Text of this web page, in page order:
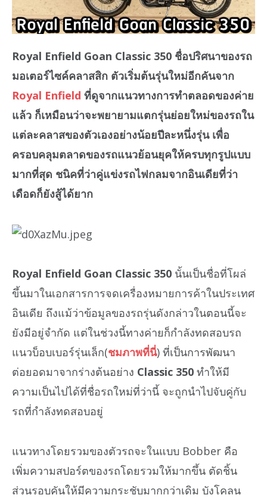
Royal Enfield Goan Classic 350 ชื่อปริศนาของรถ
มอเตอร์ไซค์คลาสสิก ตัวเริ่มต้นรุ่นใหม่อีกคันจาก
Royal Enfield ที่ดูจากแนวทางการทำตลอดของค่าย
แล้ว ก็เหมือนว่าจะพยายามแตกรุ่นย่อยใหม่ของรถใน
แต่ละคลาสของตัวเองอย่างน้อยปีละหนึ่งรุ่น เพื่อ
ครอบคลุมตลาดของรถแนวย้อนยุคให้ครบทุกรูปแบบ
มากที่สุด ชนิคที่ว่าคู่แข่งรถไฟกลมจากอินเดียที่ว่า
เดือดก็ยังสู้ได้ยาก
Royal Enfield Goan Classic 350 นั้นเป็นชื่อที่โผล่
ขึ้นมาในเอกสารการจดเครื่องหมายการค้าในประเทศ
อินเดีย ถึงแม้ว่าข้อมูลของรถรุ่นดังกล่าวในตอนนี้จะ
ยังมีอยู่จำกัด แต่ในช่วงนี้ทางค่ายก็กำลังทดสอบรถ
แนวบ็อบเบอร์รุ่นเล็ก(ชมภาพที่นี่) ที่เป็นการพัฒนา
ต่อยอดมาจากร่างต้นอย่าง Classic 350 ทำให้มี
ความเป็นไปได้ที่ชื่อรถใหม่ที่ว่านี้ จะถูกนำไปจับคู่กับ
รถที่กำลังทดสอบอยู่
แนวทางโดยรวมของตัวรถจะในแบบ Bobber คือ
เพิ่มความสปอร์ตของรถโดยรวมให้มากขึ้น ตัดชิ้น
ส่วนรอบคันให้มีความกระชับมากกว่าเดิม บังโคลน